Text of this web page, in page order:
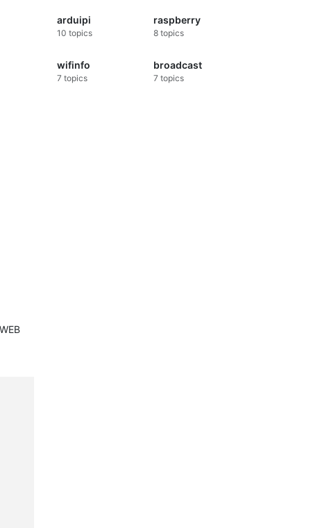
arduipi
10 topics
raspberry
8topics
wifinfo
7 topics
broadcast
7 topics